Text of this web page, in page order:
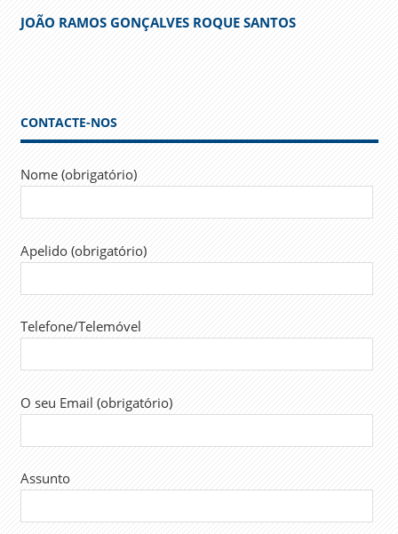
JOÃO RAMOS GONÇALVES ROQUE SANTOS
CONTACTE-NOS
Nome (obrigatório)
Apelido (obrigatório)
Telefone/Telemóvel
O seu Email (obrigatório)
Assunto